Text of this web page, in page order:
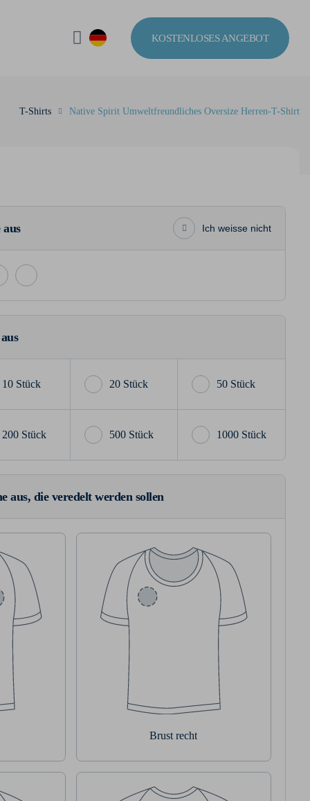
KOSTENLOSES ANGEBOT
T-Shirts Native Spirit Umweltfreundliches Oversize Herren-T-Shirt
Ich weisse nicht
10 Stück 20 Stück 50 Stück
200 Stück 500 Stück 1000 Stück
aus, die veredelt werden sollen
Brust recht